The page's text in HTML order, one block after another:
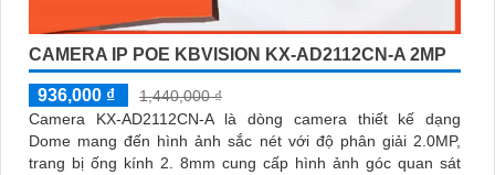
CAMERA IP POE KBVISION KX-AD2112CN-A 2MP
936,000 ₫
1,440,000 ₫
Camera KX-AD2112CN-A là dòng camera thiết kế dạng
Dome mang đến hình ảnh sắc nét với độ phân giải 2.0MP,
trang bị ống kính 2. 8mm cung cấp hình ảnh góc quan sát